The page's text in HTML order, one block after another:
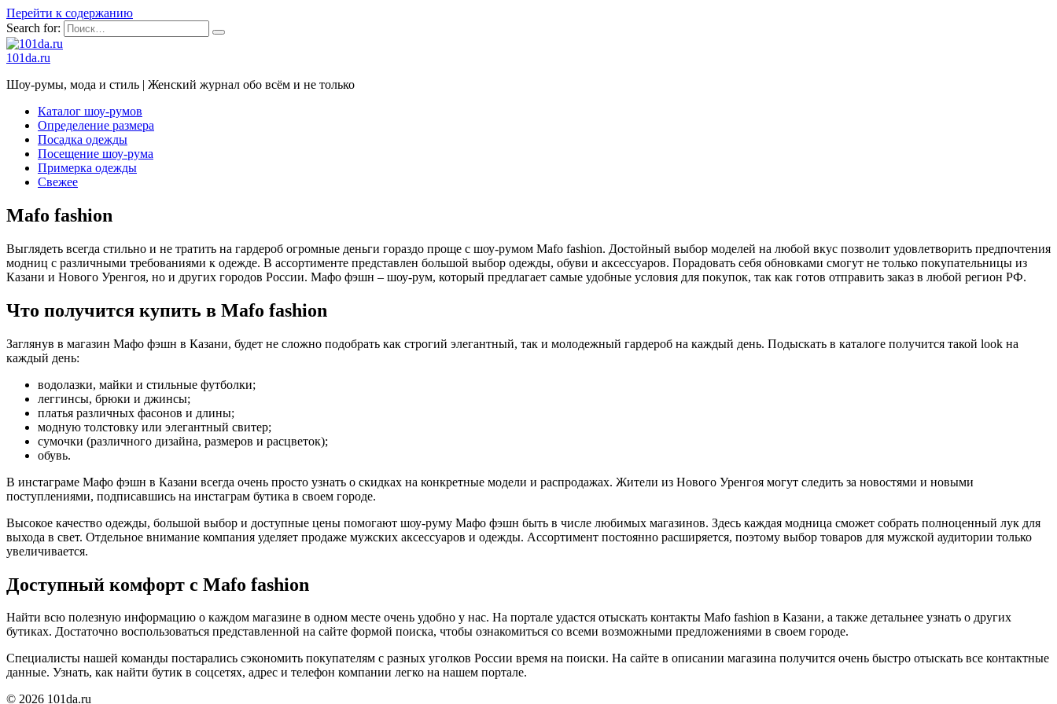
Перейти к содержанию
Search for:
101da.ru
Шоу-румы, мода и стиль | Женский журнал обо всём и не только
Каталог шоу-румов
Определение размера
Посадка одежды
Посещение шоу-рума
Примерка одежды
Свежее
Mafo fashion
Выглядеть всегда стильно и не тратить на гардероб огромные деньги гораздо проще с шоу-румом Mafo fashion. Достойный выбор моделей на любой вкус позволит удовлетворить предпочтения
модниц с различными требованиями к одежде. В ассортименте представлен большой выбор одежды, обуви и аксессуаров. Порадовать себя обновками смогут не только покупательницы из
Казани и Нового Уренгоя, но и других городов России. Мафо фэшн – шоу-рум, который предлагает самые удобные условия для покупок, так как готов отправить заказ в любой регион РФ.
Что получится купить в Mafo fashion
Заглянув в магазин Мафо фэшн в Казани, будет не сложно подобрать как строгий элегантный, так и молодежный гардероб на каждый день. Подыскать в каталоге получится такой look на
каждый день:
водолазки, майки и стильные футболки;
леггинсы, брюки и джинсы;
платья различных фасонов и длины;
модную толстовку или элегантный свитер;
сумочки (различного дизайна, размеров и расцветок);
обувь.
В инстаграме Мафо фэшн в Казани всегда очень просто узнать о скидках на конкретные модели и распродажах. Жители из Нового Уренгоя могут следить за новостями и новыми
поступлениями, подписавшись на инстаграм бутика в своем городе.
Высокое качество одежды, большой выбор и доступные цены помогают шоу-руму Мафо фэшн быть в числе любимых магазинов. Здесь каждая модница сможет собрать полноценный лук для
выхода в свет. Отдельное внимание компания уделяет продаже мужских аксессуаров и одежды. Ассортимент постоянно расширяется, поэтому выбор товаров для мужской аудитории только
увеличивается.
Доступный комфорт с Mafo fashion
Найти всю полезную информацию о каждом магазине в одном месте очень удобно у нас. На портале удастся отыскать контакты Mafo fashion в Казани, а также детальнее узнать о других
бутиках. Достаточно воспользоваться представленной на сайте формой поиска, чтобы ознакомиться со всеми возможными предложениями в своем городе.
Специалисты нашей команды постарались сэкономить покупателям с разных уголков России время на поиски. На сайте в описании магазина получится очень быстро отыскать все контактные
данные. Узнать, как найти бутик в соцсетях, адрес и телефон компании легко на нашем портале.
© 2026 101da.ru